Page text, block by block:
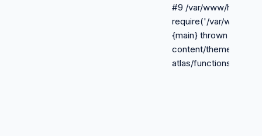
#9 /var/www/html/
require('/var/www/
{main} thrown in /var/
content/themes/
atlas/functions-